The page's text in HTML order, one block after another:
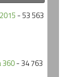
- 53 563
360- 34 763